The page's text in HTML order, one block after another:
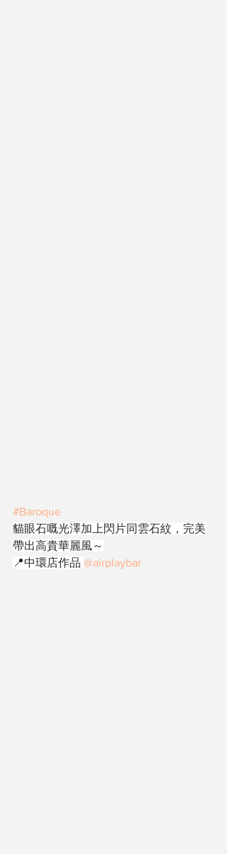
#Baroque
貓眼石嘅光澤加上閃片同雲石紋，完美
帶出高貴華麗風～
📍中環店作品 @airplaybar